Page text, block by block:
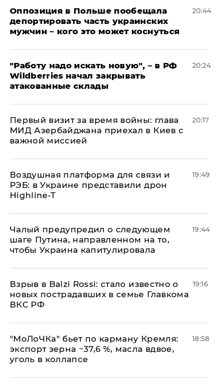
Оппозиция в Польше пообещала
депортировать часть украинских
мужчин – кого это может коснуться
20:44
"Работу надо искать новую", – в РФ
Wildberries начал закрывать
атакованные склады
20:24
Первый визит за время войны: глава
МИД Азербайджана приехал в Киев с
важной миссией
20:17
Воздушная платформа для связи и
РЭБ: в Украине представили дрон
Highline-T
19:49
Чалый предупредил о следующем
шаге Путина, направленном на то,
чтобы Украина капитулировала
19:44
Взрыв в Balzi Rossi: стало известно о
новых пострадавших в семье Главкома
ВКС РФ
19:16
​"МоЛоЧКа" бьет по карману Кремля:
экспорт зерна −37,6 %, масла вдвое,
уголь в коллапсе
18:58